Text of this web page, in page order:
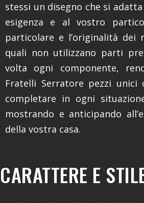
stessi un disegno che si
esigenza e al vostro
particolare e l’originalità
quali non utilizzano parti
volta ogni componente,
Fratelli Serratore pezzi unici
completare in ogni
mostrando e anticipando
della vostra casa.
CARATTERE E